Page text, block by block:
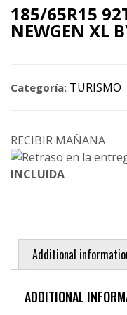
185/65R15
NEWGEN XL
Categoría: TURISMO
RECIBIR MAÑANA
INCLUIDA
Additional
ADDITIONAL